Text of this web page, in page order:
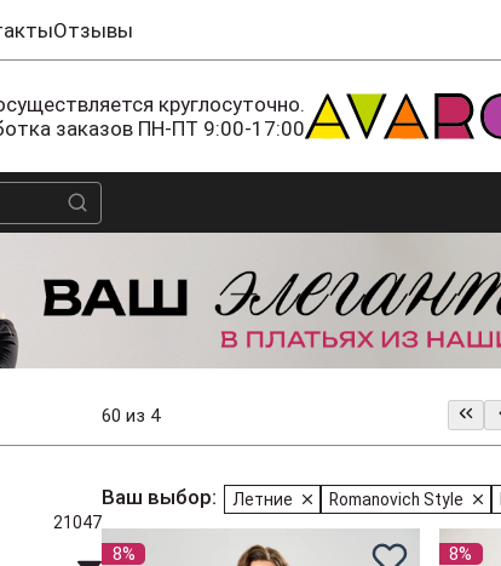
Отзывы
круглосуточно.
заказов ПН-ПТ 9:00-17:00
60 из 4
21047
Ваш выбор: Летние Romanovich Style
8% 8%